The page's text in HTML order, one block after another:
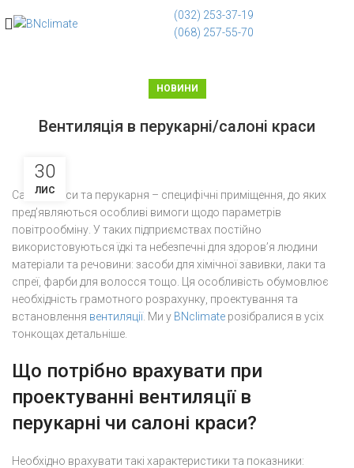
(032) 253-37-19
(068) 257-55-70
НОВИНИ
Вентиляція в перукарні/салоні краси
30
ЛИС
Салон краси та перукарня – специфічні приміщення, до яких
пред’являються особливі вимоги щодо параметрів
повітрообміну. У таких підприємствах постійно
використовуються їдкі та небезпечні для здоров’я людини
матеріали та речовини: засоби для хімічної завивки, лаки та
спреї, фарби для волосся тощо. Ця особливість обумовлює
необхідність грамотного розрахунку, проектування та
встановлення вентиляції. Ми у BNclimate розібралися в усіх
тонкощах детальніше.
Що потрібно врахувати при
проектуванні вентиляції в
перукарні чи салоні краси?
Необхідно врахувати такі характеристики та показники: